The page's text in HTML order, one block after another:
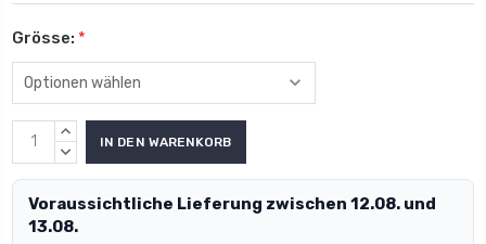
Grösse: *
MENGE
ERHÖHEN:
MENGE
Voraussichtliche Lieferung zwischen 12.08. und
13.08.